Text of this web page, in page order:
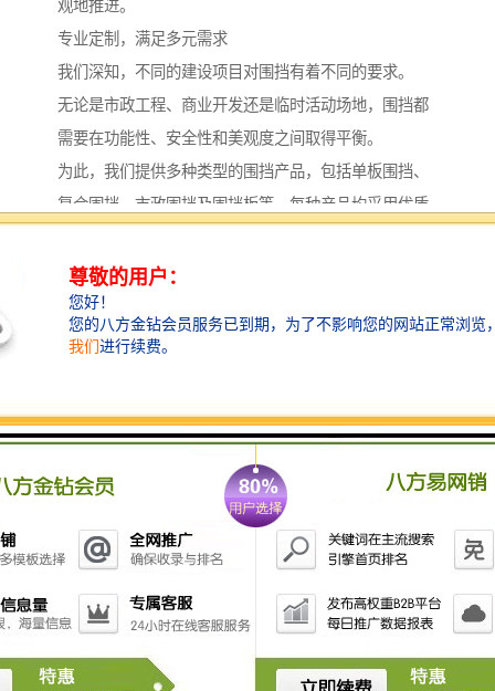
观地推进。
专业定制，满足多元需求
我们深知，不同的建设项目对围挡有着不同的要求。
无论是市政工程、商业开发还是临时活动场地，围挡都
需要在功能性、安全性和美观度之间取得平衡。
为此，我们提供多种类型的围挡产品，包括单板围挡、
复合围挡、市政围挡及围挡板等，每种产品均采用优质
我们的定制服务从客户的实际需求出发，结合项目特点
与环境要求，提供从设计到安装的一站式解决方案。
通过专业团队的现场评估与方案设计，我们能够确保每
优质建材，保障工程品质
围挡的质量直接关系到施工现场的安全与秩序。
我们采用高标准的生产工艺与质量管控体系，确保每一
块围挡板材都具备良好的抗风、抗冲击性能。
同时，我们的产品注重环保与可持续性，选用符合行业
标准的材料，在保障功能的同时减少对环境的影响。
除了围挡产品，我们在新型建材领域拥有丰富的生产经
验，涵盖多种建筑用板材与钢结构产品。